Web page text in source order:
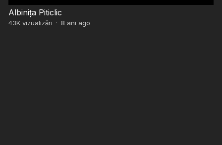
Albinița Piticlic
43Kvizualizări · 8 ani ago